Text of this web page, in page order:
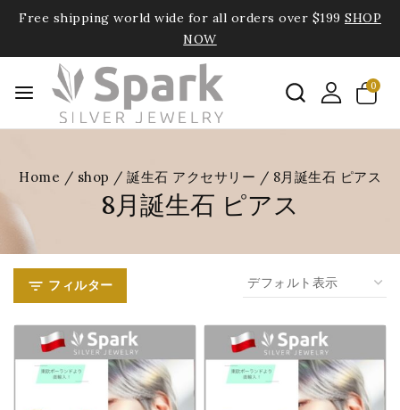
Free shipping world wide for all orders over $199 SHOP
NOW
0
Home / shop / 誕生石 アクセサリー / 8月誕生石 ピアス
8月誕生石 ピアス
フィルター